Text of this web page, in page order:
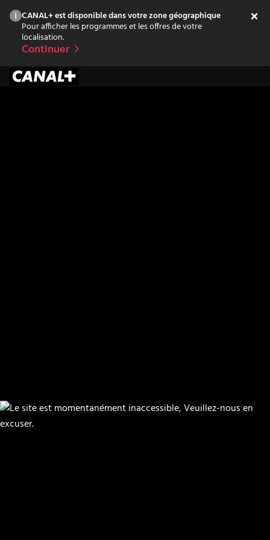
CANAL+ est disponible dans votre zone géographique
Pour afficher les programmes et les offres de votre
localisation.
Continuer